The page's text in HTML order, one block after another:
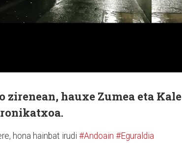
zirenean, hauxe Zumea eta Kale
hona hainbat irudi #Andoain #Eguraldia